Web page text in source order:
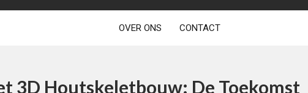
OVER ONS CONTACT
3D Houtskeletbouw: De Toekomst